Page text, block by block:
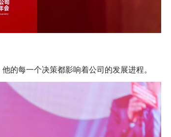
的每一个决策都影响着公司的发展进程。